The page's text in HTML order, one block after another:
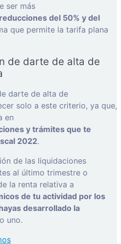
ser más
del 50% y del
que permite la tarifa plana
de darte de alta de
darte de alta de
solo a este criterio, ya que,
en
y trámites que te
2022.
de las liquidaciones
al último trimestre o
la renta relativa a
de tu actividad por los
desarrollado la
uno.